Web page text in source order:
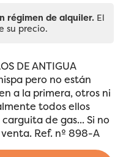
régimen de alquiler. El
su precio.
DE ANTIGUA
pero no están
a la primera, otros ni
todos ellos
de gas... Si no
Ref. nº 898-A